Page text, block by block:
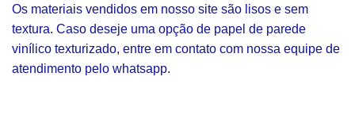
Os materiais vendidos em nosso site são lisos e sem
textura. Caso deseje uma opção de papel de parede
vinílico texturizado, entre em contato com nossa equipe de
atendimento pelo whatsapp.